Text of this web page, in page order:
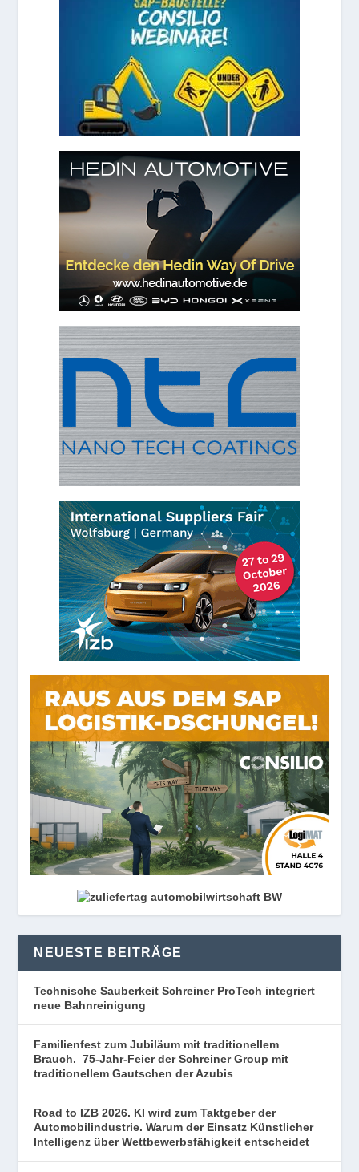
NEUESTE BEITRÄGE
Technische Sauberkeit Schreiner ProTech integriert
neue Bahnreinigung
Familienfest zum Jubiläum mit traditionellem
Brauch. 75-Jahr-Feier der Schreiner Group mit
traditionellem Gautschen der Azubis
Road to IZB 2026. KI wird zum Taktgeber der
Automobilindustrie. Warum der Einsatz Künstlicher
Intelligenz über Wettbewerbsfähigkeit entscheidet